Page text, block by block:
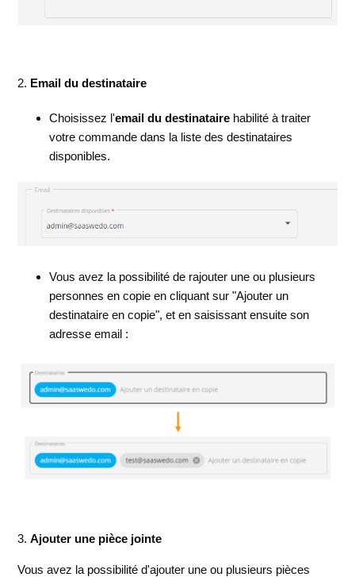
2. Email du destinataire
Choisissez l'email du destinataire habilité à traiter
votre commande dans la liste des destinataires
disponibles.
Vous avez la possibilité de rajouter une ou plusieurs
personnes en copie en cliquant sur "Ajouter un
destinataire en copie", et en saisissant ensuite son
adresse email :
3.Ajouter une pièce jointe
Vous avez la possibilité d'ajouter une ou plusieurs pièces